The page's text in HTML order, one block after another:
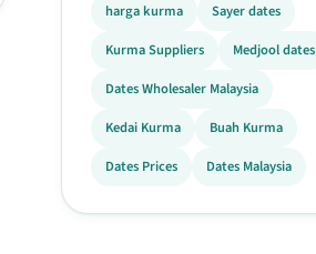
harga kurma
Sayer dates
Kurma Suppliers
Medjool dates
Dates Wholesaler Malaysia
Kedai Kurma
Buah Kurma
Dates Prices
Dates Malaysia